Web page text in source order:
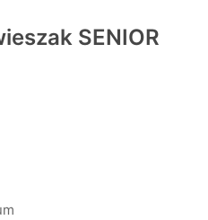
SENIOR